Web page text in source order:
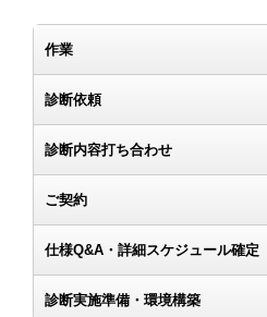
作業
診断依頼
診断内容打ち合わせ
ご契約
仕様Q&A・詳細スケジュール確定
診断実施準備・環境構築